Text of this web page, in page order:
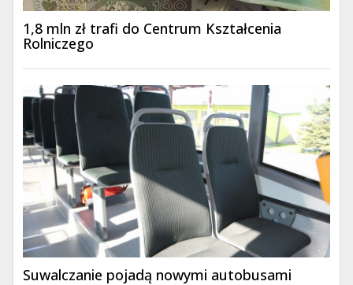
1,8 mln zł trafi do Centrum Kształcenia
Rolniczego
Suwalczanie pojadą nowymi autobusami